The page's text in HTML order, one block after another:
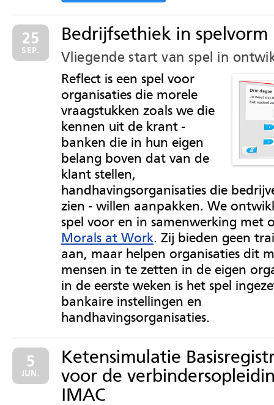
Bedrijfsethiek in spelvorm
25
SEP. Vliegende start van spel in
Reflect is een spel voor
organisaties die morele
vraagstukken zoals we die
kennen uit de krant -
banken die in hun eigen
belang boven dat van de
klant stellen,
handhavingsorganisaties die
zien - willen aanpakken. We
spel voor en in samenwerking met
Morals at Work. Zij bieden geen
aan, maar helpen organisaties dit
mensen in te zetten in de eigen
in de eerste weken is het spel
bankaire instellingen en
handhavingsorganisaties.
Ketensimulatie
voor de
IMAC
5
JUN.